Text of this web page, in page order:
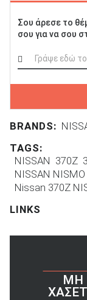
Σου άρεσε το
σου για να σου
BRANDS:
TAGS:
NISSAN 370Z
NISSAN NISMO
Nissan 370Z
LINKS
ΜΗ